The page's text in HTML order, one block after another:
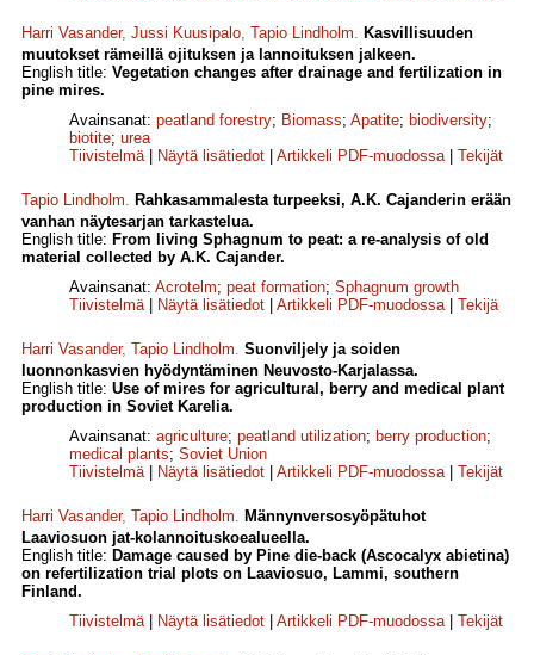
Harri Vasander, Jussi Kuusipalo, Tapio Lindholm. Kasvillisuuden
muutokset rämeillä ojituksen ja lannoituksen jalkeen.
English title: Vegetation changes after drainage and fertilization in
pine mires.
Avainsanat: peatland forestry; Biomass; Apatite; biodiversity;
biotite; urea
Tiivistelmä| Näytä lisätiedot Artikkeli PDF-muodossa| Tekijät
Tapio Lindholm. Rahkasammalesta turpeeksi, A.K. Cajanderin erään
vanhan näytesarjan tarkastelua.
English title: From living Sphagnum to peat: a re-analysis of old
material collected by A.K. Cajander.
Avainsanat: Acrotelm; peat formation; Sphagnum growth
Tiivistelmä| Näytä lisätiedot Artikkeli PDF-muodossa| Tekijä
Harri Vasander, Tapio Lindholm. Suonviljely ja soiden
luonnonkasvien hyödyntäminen Neuvosto-Karjalassa.
English title: Use of mires for agricultural, berry and medical plant
production in Soviet Karelia.
Avainsanat: agriculture; peatland utilization; berry production;
medical plants; Soviet Union
Tiivistelmä| Näytä lisätiedot Artikkeli PDF-muodossa| Tekijät
Harri Vasander, Tapio Lindholm. Männynversosyöpätuhot
Laaviosuon jat-kolannoituskoealueella.
English title: Damage caused by Pine die-back (Ascocalyx abietina)
on refertilization trial plots on Laaviosuo, Lammi, southern
Finland.
Tiivistelmä| Näytä lisätiedot Artikkeli PDF-muodossa| Tekijät